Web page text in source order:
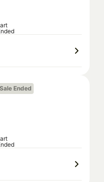
Sale Ended